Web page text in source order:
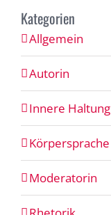
Kategorien
Allgemein
Autorin
Innere Haltung
Körpersprache
Moderatorin